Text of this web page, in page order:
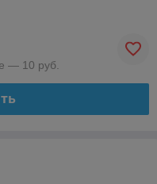
— 10 руб.